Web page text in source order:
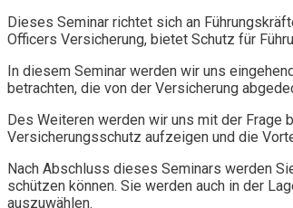
Dieses Seminar richtet sich an
Officers Versicherung, bietet Schutz für
In diesem Seminar werden wir uns
betrachten, die von der Versicherung
Des Weiteren werden wir uns mit der Frage
Versicherungsschutz aufzeigen und die
Nach Abschluss dieses Seminars werden
schützen können. Sie werden auch in der
auszuwählen.